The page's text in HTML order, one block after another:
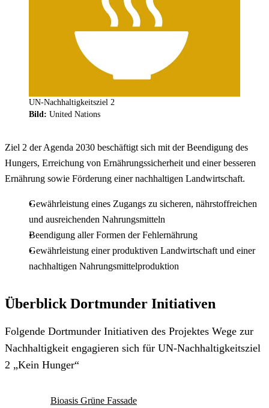
UN-Nachhaltigkeitsziel 2
Bild: United Nations
Ziel 2 der Agenda 2030 beschäftigt sich mit der Beendigung des
Hungers, Erreichung von Ernährungssicherheit und einer besseren
Ernährung sowie Förderung einer nachhaltigen Landwirtschaft.
Gewährleistung eines Zugangs zu sicheren, nährstoffreichen
und ausreichenden Nahrungsmitteln
Beendigung aller Formen der Fehlernährung
Gewährleistung einer produktiven Landwirtschaft und einer
nachhaltigen Nahrungsmittelproduktion
Überblick Dortmunder Initiativen
Folgende Dortmunder Initiativen des Projektes Wege zur
Nachhaltigkeit engagieren sich für UN-Nachhaltigkeitsziel
2 „Kein Hunger“
Bioasis Grüne Fassade